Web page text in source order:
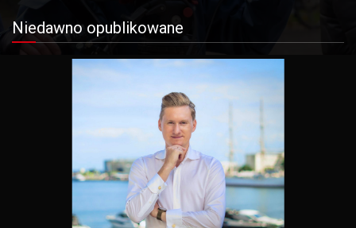
Niedawno opublikowane